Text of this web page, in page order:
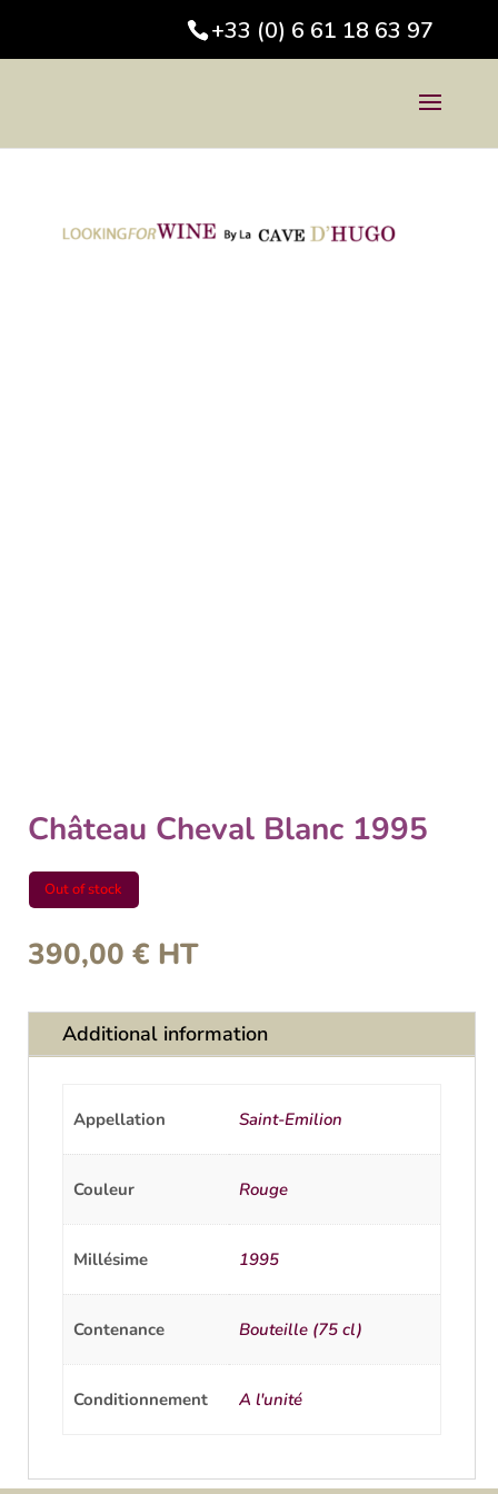
+33 (0) 6 61 18 63 97
Château Cheval Blanc 1995
Out of stock
390,00 € HT
Additional information
Appellation Saint-Emilion
Couleur Rouge
Millésime 1995
Contenance Bouteille (75 cl)
Conditionnement A l'unité